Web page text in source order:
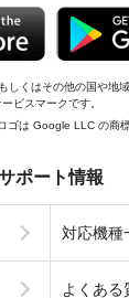
しくはその他の国や地
ビスマークです。
は Google LLC の商標
ポート情報
対応機種
よくある